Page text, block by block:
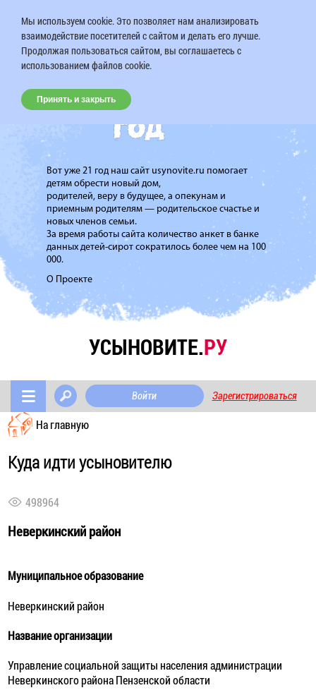
Вот уже 21 год наш сайт usynovite.ru помогает
детям обрести новый дом,
родителей, веру в будущее, а опекунам и
приемным родителям — родительское счастье и
новых членов семьи.
За время работы сайта количество анкет в банке
данных детей-сирот сократилось более чем на 100
000.
О Проекте
УСЫНОВИТЕ.РУ
Войти Зарегистрироваться
На главную
Куда идти усыновителю
498964
Неверкинский район
Муниципальное образование
Неверкинский район
Название организации
Управление социальной защиты населения администрации
Неверкинского района Пензенской области
Мы используем cookie. Это позволяет нам анализировать
взаимодействие посетителей с сайтом и делать его лучше.
Продолжая пользоваться сайтом, вы соглашаетесь с
использованием файлов cookie.
Принять и закрыть